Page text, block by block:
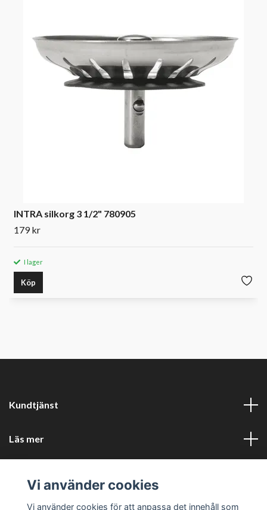
INTRA silkorg 3 1/2" 780905
179 kr
I lager
Köp
Kundtjänst
Läs mer
Företagsuppgifter
Vi använder cookies
Vi använder cookies för att anpassa det innehåll som